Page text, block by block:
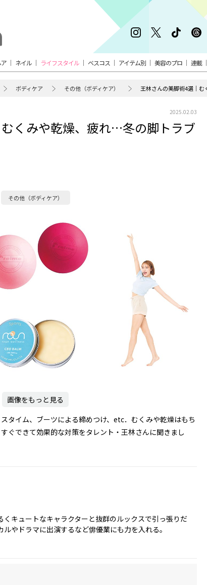
ネイル ライフスタイル ベスコス アイテム別 美容のプロ 連載
ボディケア その他（ボディケア） 王林さんの美脚術4選｜
2025.02.03
くみや乾燥、疲れ…冬の脚トラブ
その他（ボディケア）
画像をもっと見る
タイム、ブーツによる締めつけ、etc．むくみや乾燥はもち
ぐできて効果的な対策をタレント・王林さんに聞きまし
くキュートなキャラクターと抜群のルックスで引っ張りだ
ルやドラマに出演するなど俳優業にも力を入れる。